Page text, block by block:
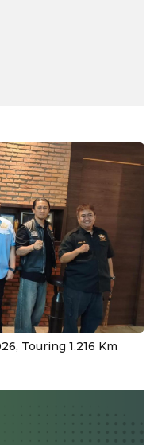
Touring 1.216 Km